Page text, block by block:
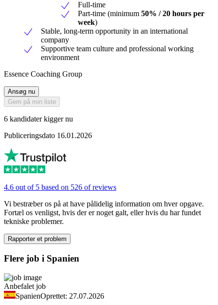
Full-time
Part-time (minimum 50% / 20 hours per
week)
Stable, long-term opportunity in an international
company
Supportive team culture and professional working
environment
Essence Coaching Group
Ansøg nu
Gem på min liste
6 kandidater kigger nu
Publiceringsdato 16.01.2026
4.6 out of 5 based on 526 of reviews
Vi bestræber os på at have pålidelig information om hver opgave.
Fortæl os venligst, hvis der er noget galt, eller hvis du har fundet
tekniske problemer.
Rapporter et problem
Flere job i Spanien
Anbefalet job
SpanienOprettet: 27.07.2026